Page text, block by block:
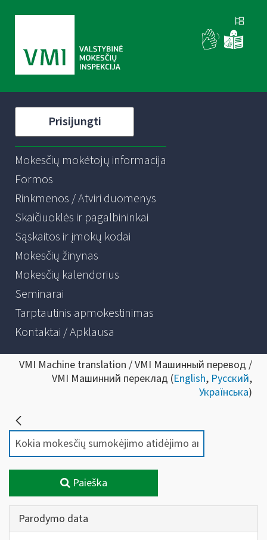
Prisijungti
Mokesčių mokėtojų informacija
Formos
Rinkmenos / Atviri duomenys
Skaičiuoklės ir pagalbininkai
Sąskaitos ir įmokų kodai
Mokesčių žinynas
Mokesčių kalendorius
Seminarai
Tarptautinis apmokestinimas
Kontaktai / Apklausa
VMI Machine translation / VMI Машинный перевод /
VMI Машинний переклад (English, Русский,
Українська)
Paieška
Parodymo data